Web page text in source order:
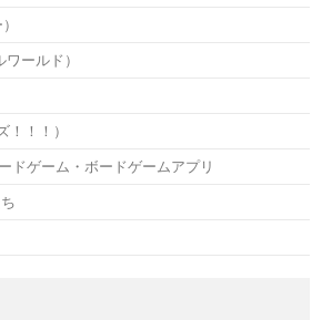
ールド）
！！！）
ドゲーム・ボードゲームアプリ